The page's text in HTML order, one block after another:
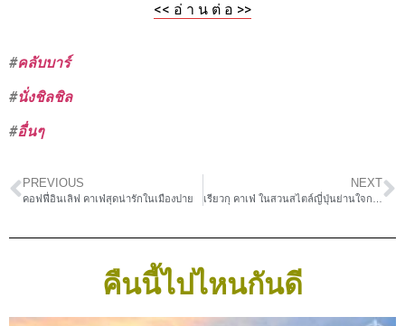
<< อ่ า น ต่ อ >>
#คลับบาร์
#นั่งชิลชิล
#อื่นๆ
PREVIOUS
คอฟฟี่อินเลิฟ คาเฟ่สุดน่ารักในเมืองปาย
NEXT
คืนนี้ไปไหนกันดี